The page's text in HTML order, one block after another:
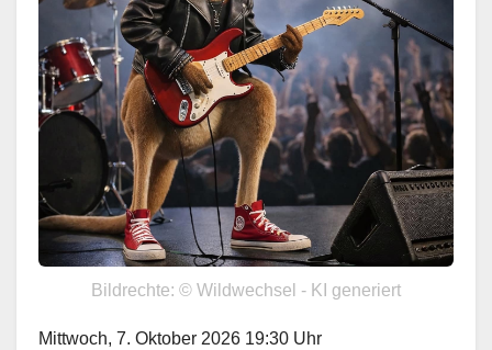
Bildrechte: © Wildwechsel - KI generiert
Mittwoch, 7. Oktober 2026 19:30 Uhr